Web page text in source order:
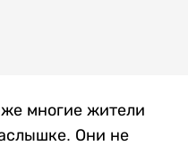
многие жители
Они не